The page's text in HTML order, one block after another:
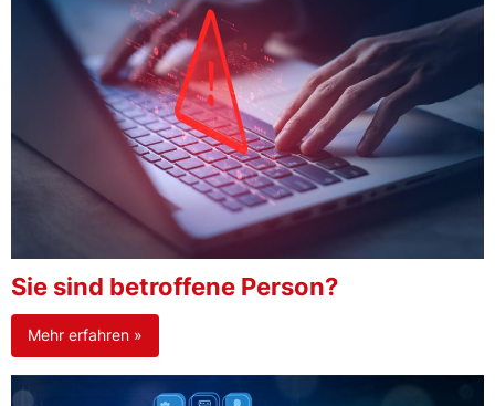
Sie sind betroffene Person?
Mehr erfahren »